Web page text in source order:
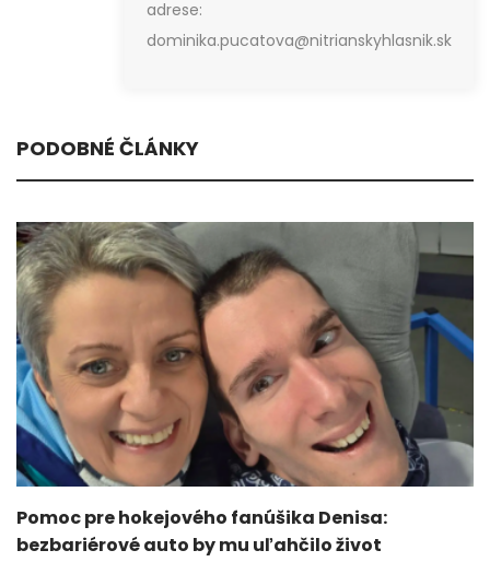
adrese:
dominika.pucatova@nitrianskyhlasnik.sk
PODOBNÉ ČLÁNKY
Pomoc pre hokejového fanúšika Denisa:
bezbariérové auto by mu uľahčilo život